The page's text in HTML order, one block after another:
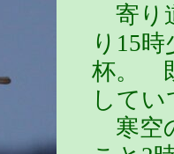
寄り
り15
杯。
して
寒空